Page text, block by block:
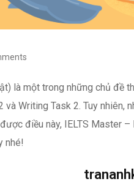
là một trong những chủ đề
và Writing Task 2. Tuy nhiên,
điều này, IELTS Master
nhé!